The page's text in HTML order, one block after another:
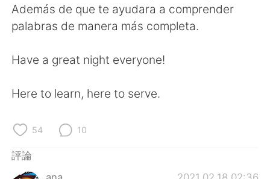
English 简体中文
Русский
Indonesia
Además de que te ayudara a comprender
palabras de manera más completa.
Have a great night everyone!
Here to learn, here to serve.
54 10
評論